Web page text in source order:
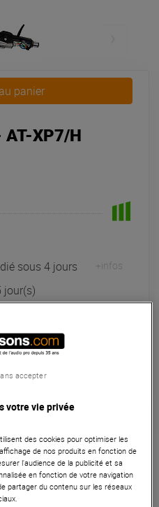
panier
XP7/H
sous 4 jours +infos
jour(s)
Mensualités :
3 ans
une cellule stéréo VM Dual
votre vie privée
des cookies pour optimiser les
de nos produits en fonction de
l'audience de la publicité et sa
en fonction de votre navigation
partager du contenu sur les réseaux
accepter